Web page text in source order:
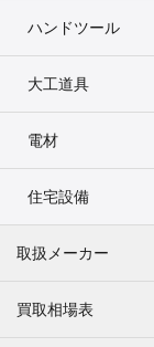
ハンドツール
大工道具
電材
住宅設備
取扱メーカー
買取相場表